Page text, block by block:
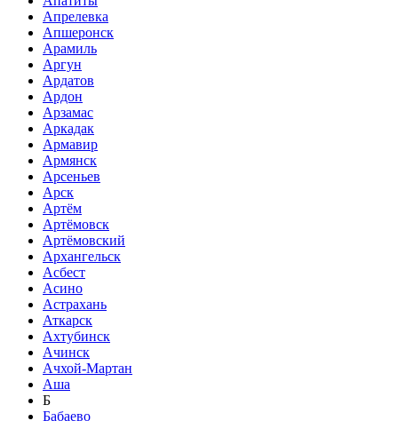
Апрелевка
Апшеронск
Арамиль
Аргун
Ардатов
Ардон
Арзамас
Аркадак
Армавир
Армянск
Арсеньев
Арск
Артём
Артёмовск
Артёмовский
Архангельск
Асбест
Асино
Астрахань
Аткарск
Ахтубинск
Ачинск
Ачхой-Мартан
Аша
Б
Бабаево